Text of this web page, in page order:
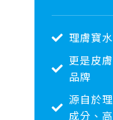
理膚寶
更是皮
品牌
源自於
成分、